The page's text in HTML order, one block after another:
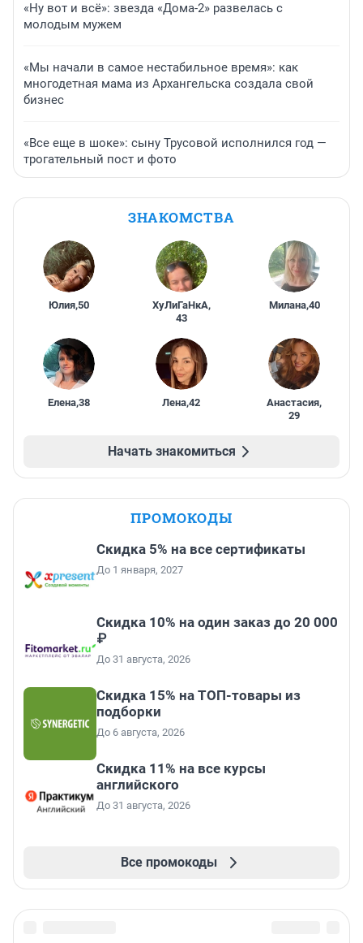
«Ну вот и всё»: звезда «Дома-2» развелась с
молодым мужем
«Мы начали в самое нестабильное время»: как
многодетная мама из Архангельска создала свой
бизнес
«Все еще в шоке»: сыну Трусовой исполнился год —
трогательный пост и фото
ЗНАКОМСТВА
Юлия,50 ХуЛиГаНкА,
43
Милана,40
Елена,38 Лена,42 Анастасия,
29
Начать знакомиться
ПРОМОКОДЫ
Скидка 5% на все сертификаты
До 1 января, 2027
Скидка 10% на один заказ до 20 000
₽
До 31 августа, 2026
Скидка 15% на ТОП-товары из
подборки
До 6 августа, 2026
Скидка 11% на все курсы
английского
До 31 августа, 2026
Все промокоды